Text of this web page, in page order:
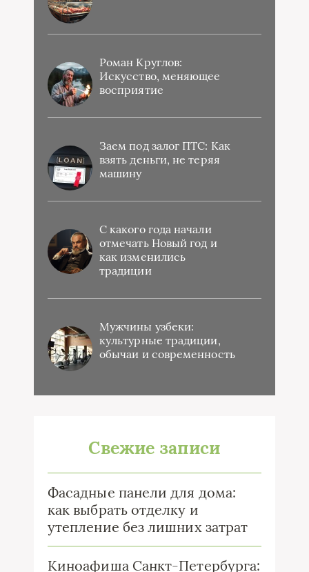
Роман Круглов:
Искусство, меняющее
восприятие
Заем под залог ПТС: Как
взять деньги, не теряя
машину
С какого года начали
отмечать Новый год и
как изменились
традиции
Мужчины узбеки:
культурные традиции,
обычаи и современность
Свежие записи
Фасадные панели для дома:
как выбрать отделку и
утепление без лишних затрат
Киноафиша Санкт-Петербурга: